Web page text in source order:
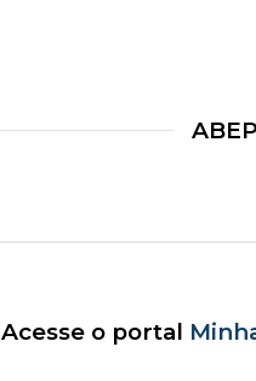
Acesse o portal